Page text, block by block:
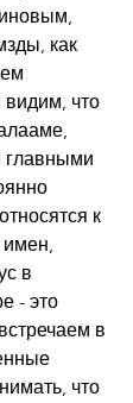
как
что
главными
к
в
- это
в
что